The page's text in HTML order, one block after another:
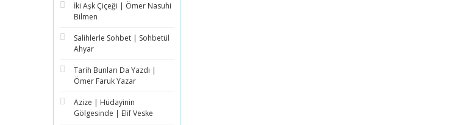
İki Aşk Çiçeği | Ömer Nasuhi
Bilmen
Salihlerle Sohbet | Sohbetül
Ahyar
Tarih Bunları Da Yazdı |
Ömer Faruk Yazar
Azize | Hüdayinin
Gölgesinde | Elif Veske